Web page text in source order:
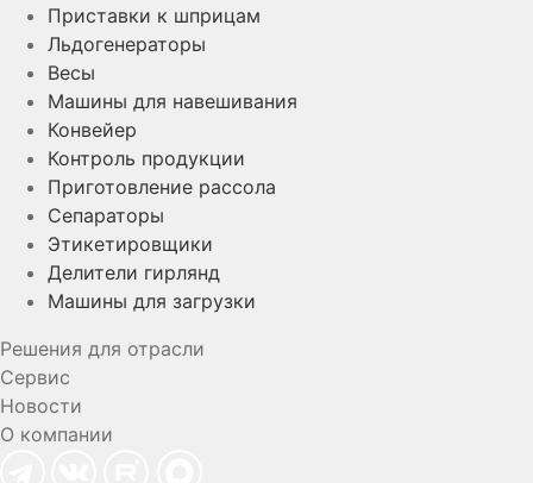
Приставки к шприцам
Льдогенераторы
Весы
Машины для навешивания
Конвейер
Контроль продукции
Приготовление рассола
Сепараторы
Этикетировщики
Делители гирлянд
Машины для загрузки
Решения для отрасли
Сервис
Новости
О компании